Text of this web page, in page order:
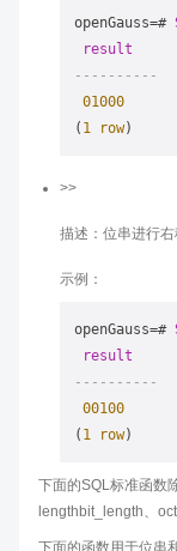
openGauss=#
result
----------
01000
( 1 row
>>
描述：位串进行右
示例：
openGauss=#
result
----------
00100
( 1 row
下面的SQL标准函数
lengthbit_length、
下面的函数用于位串